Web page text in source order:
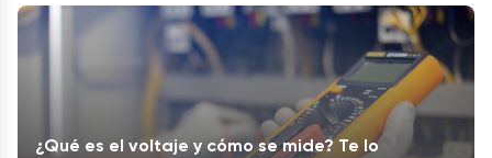
¿Qué es el voltaje y cómo se mide? Te lo